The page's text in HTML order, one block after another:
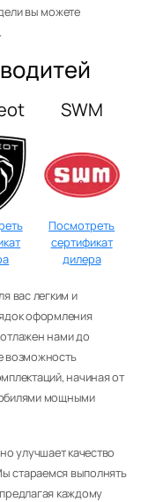
вы можете
SWM
Посмотреть
сертификат
дилера
вас легким и
оформления
нами до
возможность
начиная от
мощными
улучшает качество
стараемся выполнять
каждому